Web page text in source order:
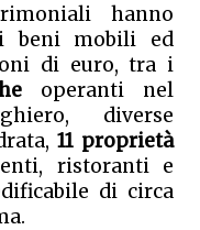
hanno
beni mobili ed
di euro, tra i
operanti nel
diverse
11 proprietà
ristoranti e
di circa